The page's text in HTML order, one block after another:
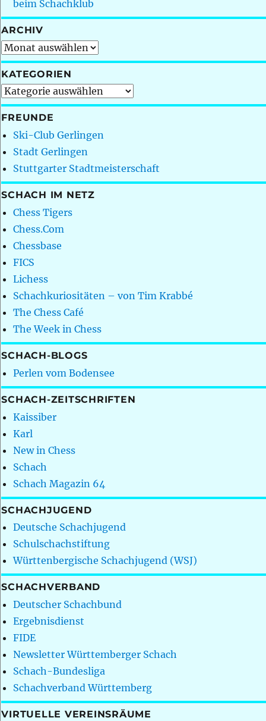
beim Schachklub
ARCHIV
Archiv
KATEGORIEN
Kategorien
FREUNDE
Ski-Club Gerlingen
Stadt Gerlingen
Stuttgarter Stadtmeisterschaft
SCHACH IM NETZ
Chess Tigers
Chess.Com
Chessbase
FICS
Lichess
Schachkuriositäten – von Tim Krabbé
The Chess Café
The Week in Chess
SCHACH-BLOGS
Perlen vom Bodensee
SCHACH-ZEITSCHRIFTEN
Kaissiber
Karl
New in Chess
Schach
Schach Magazin 64
SCHACHJUGEND
Deutsche Schachjugend
Schulschachstiftung
Württenbergische Schachjugend (WSJ)
SCHACHVERBAND
Deutscher Schachbund
Ergebnisdienst
FIDE
Newsletter Württemberger Schach
Schach-Bundesliga
Schachverband Württemberg
VIRTUELLE VEREINSRÄUME